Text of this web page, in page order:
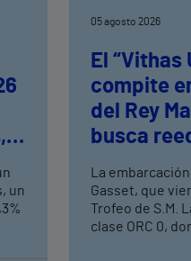
un
05 agosto 2026
El “Vithas
compite
del Rey
busca
logrados
La
Gasset, que
Trofeo de S.M.
clase ORC 0,